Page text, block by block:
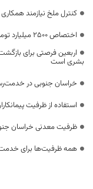
کنترل ملخ نیازمند
اختصاص 2500 میلیارد تومان برای توسعه راه‌های دوبانده خراسان جنوبی
اربعین فرصتی برای
بشری است
خراسان جنوبی در
استفاده از ظرفیت
ظرفیت معدنی خراسان
همه ظرفیت‌ها برای